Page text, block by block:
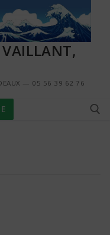
VAILLANT,
— 05 56 39 62 76